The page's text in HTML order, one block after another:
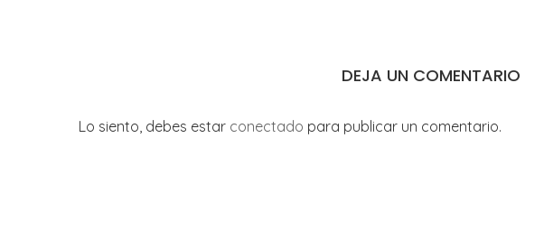
DEJA UN COMENTARIO
Lo siento, debes estar conectado para publicar un comentario.